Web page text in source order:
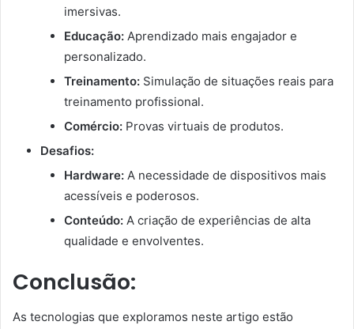
imersivas.
Educação: Aprendizado mais engajador e
personalizado.
Treinamento: Simulação de situações reais para
treinamento profissional.
Comércio: Provas virtuais de produtos.
Desafios:
Hardware: A necessidade de dispositivos mais
acessíveis e poderosos.
Conteúdo: A criação de experiências de alta
qualidade e envolventes.
Conclusão:
As tecnologias que exploramos neste artigo estão